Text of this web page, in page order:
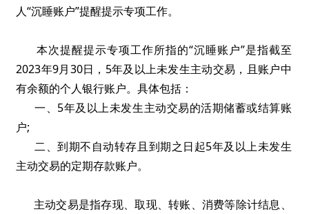
人“沉睡账户”提醒提示专项工作。
本次提醒提示专项工作所指的“沉睡账户”是指截至
2023年9月30日，5年及以上未发生主动交易，且账户中
有余额的个人银行账户。具体包括：
一、5年及以上未发生主动交易的活期储蓄或结算账
户;
二、到期不自动转存且到期之日起5年及以上未发生
主动交易的定期存款账户。
主动交易是指存现、取现、转账、消费等除计结息、